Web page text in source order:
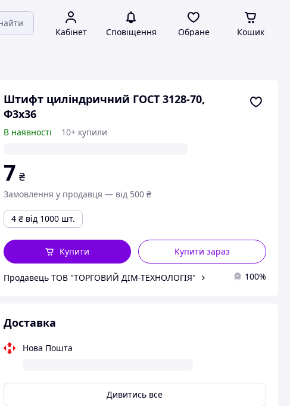
Кабінет Сповіщення Обране Кошик
Штифт циліндричний ГОСТ 3128-70,
Ф3х36
В наявності 10+ купили
7 ₴
Замовлення у продавця — від 500 ₴
4 ₴ від 1000 шт.
Купити зараз
Купити
Продавець ТОВ "ТОРГОВИЙ ДІМ-ТЕХНОЛОГІЯ" 100%
Доставка
Нова Пошта
Дивитись все